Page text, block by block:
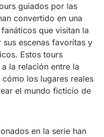
guiados por las
convertido en una
que visitan la
escenas favoritas y
Estos tours
la relación entre la
los lugares reales
el mundo ficticio de
en la serie han